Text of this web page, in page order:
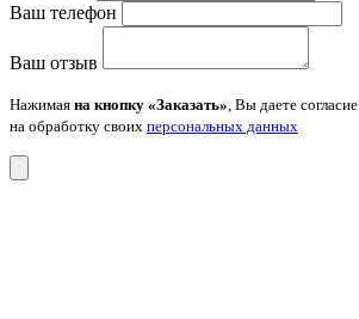
Ваш телефон
Ваш отзыв
Нажимая на кнопку «Заказать», Вы даете согласие
на обработку своих персональных данных